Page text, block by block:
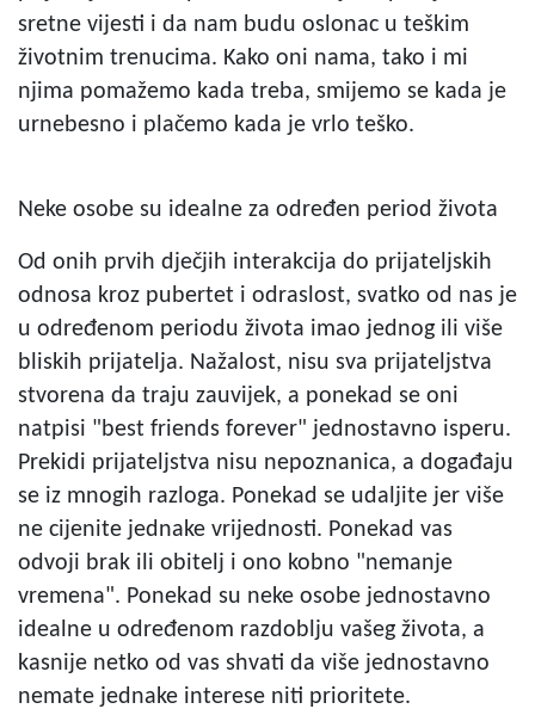
sretne vijesti i da nam budu oslonac u teškim
životnim trenucima. Kako oni nama, tako i mi
njima pomažemo kada treba, smijemo se kada je
urnebesno i plačemo kada je vrlo teško.
Neke osobe su idealne za određen period života
Od onih prvih dječjih interakcija do prijateljskih
odnosa kroz pubertet i odraslost, svatko od nas je
u određenom periodu života imao jednog ili više
bliskih prijatelja. Nažalost, nisu sva prijateljstva
stvorena da traju zauvijek, a ponekad se oni
natpisi "best friends forever" jednostavno isperu.
Prekidi prijateljstva nisu nepoznanica, a događaju
se iz mnogih razloga. Ponekad se udaljite jer više
ne cijenite jednake vrijednosti. Ponekad vas
odvoji brak ili obitelj i ono kobno "nemanje
vremena". Ponekad su neke osobe jednostavno
idealne u određenom razdoblju vašeg života, a
kasnije netko od vas shvati da više jednostavno
nemate jednake interese niti prioritete.